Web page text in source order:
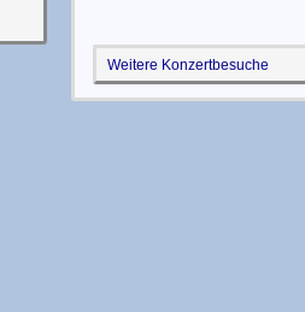
Weitere Konzertbesuche